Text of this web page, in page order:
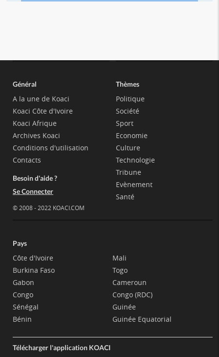
Général
A la une de Koaci
Koaci Côte d'Ivoire
Koaci Afrique
Archives Koaci
Conditions d'utilisation
Contacts
Besoin d'aide ?
Se Connecter
© 2008 - 2022 KOACI.COM
Thèmes
Politique
Société
Sport
Economie
Culture
Technologie
Tribune
Evènement
Santé
Pays
Côte d'Ivoire
Burkina Faso
Gabon
Congo
Sénégal
Bénin
Mali
Togo
Cameroun
Congo (RDC)
Guinée
Guinée Equatorial
Télécharger l'application KOACI